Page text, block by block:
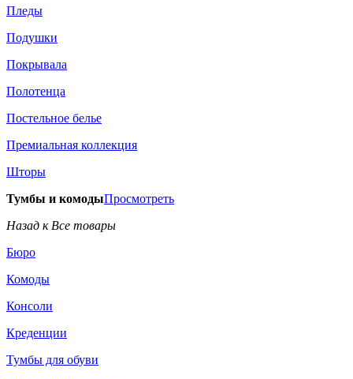
Пледы
Подушки
Покрывала
Полотенца
Постельное белье
Премиальная коллекция
Шторы
Тумбы и комодыПросмотреть
Назад к Все товары
Бюро
Комоды
Консоли
Креденции
Тумбы для обуви